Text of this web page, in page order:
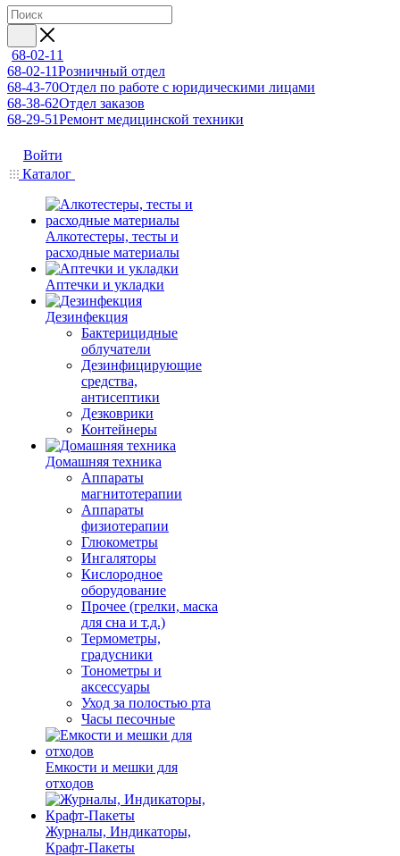
68-02-11
68-02-11Розничный отдел
68-43-70Отдел по работе с юридическими лицами
68-38-62Отдел заказов
68-29-51Ремонт медицинской техники
Войти
Каталог
Алкотестеры, тесты и
расходные материалы
Аптечки и укладки
Дезинфекция
Бактерицидные
облучатели
Дезинфицирующие
средства,
антисептики
Дезковрики
Контейнеры
Домашняя техника
Аппараты
магнитотерапии
Аппараты
физиотерапии
Глюкометры
Ингаляторы
Кислородное
оборудование
Прочее (грелки, маска
для сна и т.д.)
Термометры,
градусники
Тонометры и
аксессуары
Уход за полостью рта
Часы песочные
Емкости и мешки для
отходов
Журналы, Индикаторы,
Крафт-Пакеты